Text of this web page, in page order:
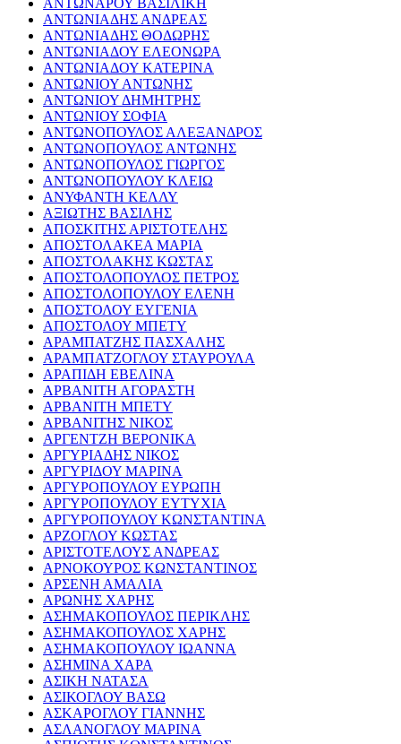
ΑΝΤΩΝΑΡΟΥ ΒΑΣΙΛΙΚΗ
ΑΝΤΩΝΙΑΔΗΣ ΑΝΔΡΕΑΣ
ΑΝΤΩΝΙΑΔΗΣ ΘΟΔΩΡΗΣ
ΑΝΤΩΝΙΑΔΟΥ ΕΛΕΟΝΩΡΑ
ΑΝΤΩΝΙΑΔΟΥ ΚΑΤΕΡΙΝΑ
ΑΝΤΩΝΙΟΥ ΑΝΤΩΝΗΣ
ΑΝΤΩΝΙΟΥ ΔΗΜΗΤΡΗΣ
ΑΝΤΩΝΙΟΥ ΣΟΦΙΑ
ΑΝΤΩΝΟΠΟΥΛΟΣ ΑΛΕΞΑΝΔΡΟΣ
ΑΝΤΩΝΟΠΟΥΛΟΣ ΑΝΤΩΝΗΣ
ΑΝΤΩΝΟΠΟΥΛΟΣ ΓΙΩΡΓΟΣ
ΑΝΤΩΝΟΠΟΥΛΟΥ ΚΛΕΙΩ
ΑΝΥΦΑΝΤΗ ΚΕΛΛΥ
ΑΞΙΩΤΗΣ ΒΑΣΙΛΗΣ
ΑΠΟΣΚΙΤΗΣ ΑΡΙΣΤΟΤΕΛΗΣ
ΑΠΟΣΤΟΛΑΚΕΑ ΜΑΡΙΑ
ΑΠΟΣΤΟΛΑΚΗΣ ΚΩΣΤΑΣ
ΑΠΟΣΤΟΛΟΠΟΥΛΟΣ ΠΕΤΡΟΣ
ΑΠΟΣΤΟΛΟΠΟΥΛΟΥ ΕΛΕΝΗ
ΑΠΟΣΤΟΛΟΥ ΕΥΓΕΝΙΑ
ΑΠΟΣΤΟΛΟΥ ΜΠΕΤΥ
ΑΡΑΜΠΑΤΖΗΣ ΠΑΣΧΑΛΗΣ
ΑΡΑΜΠΑΤΖΟΓΛΟΥ ΣΤΑΥΡΟΥΛΑ
ΑΡΑΠΙΔΗ ΕΒΕΛΙΝΑ
ΑΡΒΑΝΙΤΗ ΑΓΟΡΑΣΤΗ
ΑΡΒΑΝΙΤΗ ΜΠΕΤΥ
ΑΡΒΑΝΙΤΗΣ ΝΙΚΟΣ
ΑΡΓΕΝΤΖΗ ΒΕΡΟΝΙΚΑ
ΑΡΓΥΡΙΑΔΗΣ ΝΙΚΟΣ
ΑΡΓΥΡΙΔΟΥ ΜΑΡΙΝΑ
ΑΡΓΥΡΟΠΟΥΛΟΥ ΕΥΡΩΠΗ
ΑΡΓΥΡΟΠΟΥΛΟΥ ΕΥΤΥΧΙΑ
ΑΡΓΥΡΟΠΟΥΛΟΥ ΚΩΝΣΤΑΝΤΙΝΑ
ΑΡΖΟΓΛΟΥ ΚΩΣΤΑΣ
ΑΡΙΣΤΟΤΕΛΟΥΣ ΑΝΔΡΕΑΣ
ΑΡΝΟΚΟΥΡΟΣ ΚΩΝΣΤΑΝΤΙΝΟΣ
ΑΡΣΕΝΗ ΑΜΑΛΙΑ
ΑΡΩΝΗΣ ΧΑΡΗΣ
ΑΣΗΜΑΚΟΠΟΥΛΟΣ ΠΕΡΙΚΛΗΣ
ΑΣΗΜΑΚΟΠΟΥΛΟΣ ΧΑΡΗΣ
ΑΣΗΜΑΚΟΠΟΥΛΟΥ ΙΩΑΝΝΑ
ΑΣΗΜΙΝΑ ΧΑΡΑ
ΑΣΙΚΗ ΝΑΤΑΣΑ
ΑΣΙΚΟΓΛΟΥ ΒΑΣΩ
ΑΣΚΑΡΟΓΛΟΥ ΓΙΑΝΝΗΣ
ΑΣΛΑΝΟΓΛΟΥ ΜΑΡΙΝΑ